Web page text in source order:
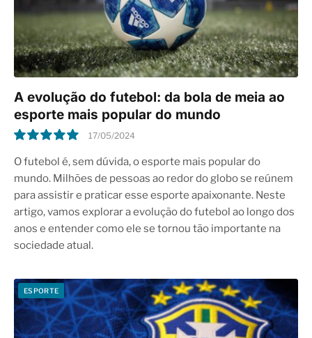
A evolução do futebol: da bola de meia ao
esporte mais popular do mundo
10.0
17/05/2024
O futebol é, sem dúvida, o esporte mais popular do
mundo. Milhões de pessoas ao redor do globo se reúnem
para assistir e praticar esse esporte apaixonante. Neste
artigo, vamos explorar a evolução do futebol ao longo dos
anos e entender como ele se tornou tão importante na
sociedade atual.
ESPORTE